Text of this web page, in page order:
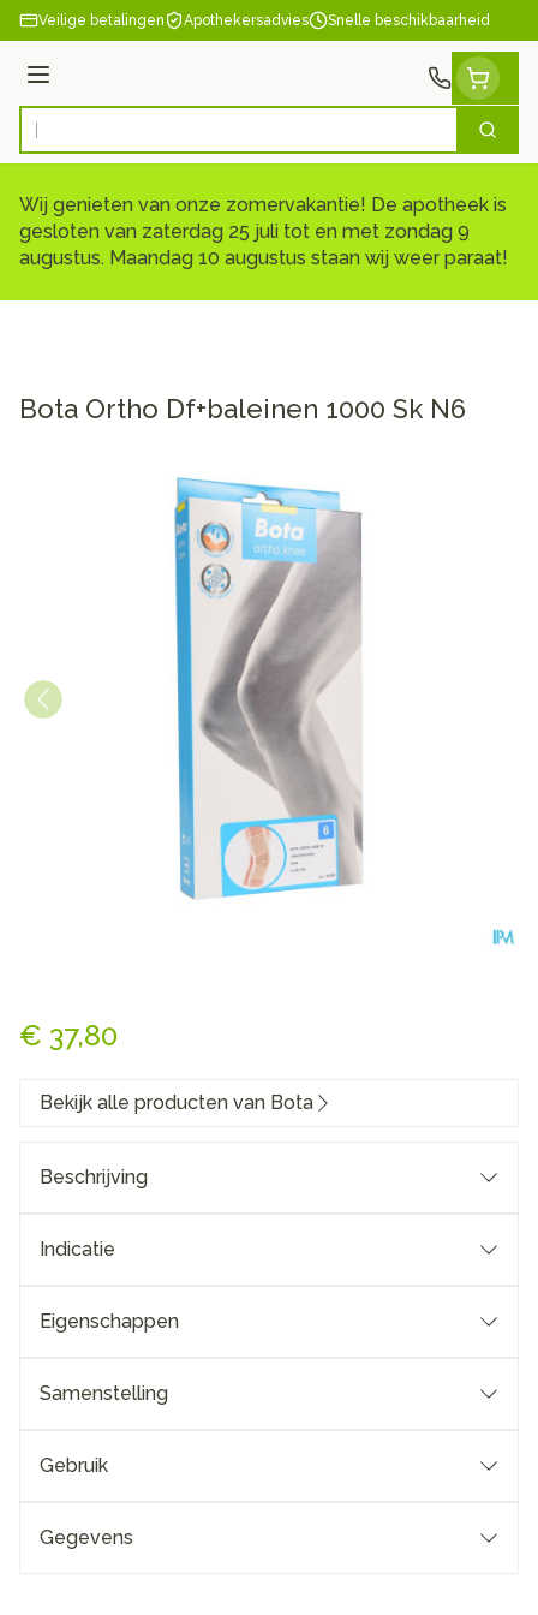
Ga naar de inhoud
Veilige betalingen Apothekersadvies Snelle beschikbaarheid
Menu
Product, merk, categorie... Zoek
Wij genieten van onze zomervakantie! De apotheek is
gesloten van zaterdag 25 juli tot en met zondag 9
augustus. Maandag 10 augustus staan wij weer paraat!
Bota Ortho Df+baleinen 1000 Sk N6
€ 37,80
Bekijk alle producten van Bota
Beschrijving
Indicatie
Eigenschappen
Samenstelling
Gebruik
Gegevens